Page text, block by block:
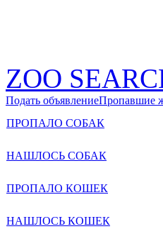
ZOO
Подать объявлениеПропавшие
ПРОПАЛО СОБАК
НАШЛОСЬ СОБАК
ПРОПАЛО КОШЕК
НАШЛОСЬ КОШЕК